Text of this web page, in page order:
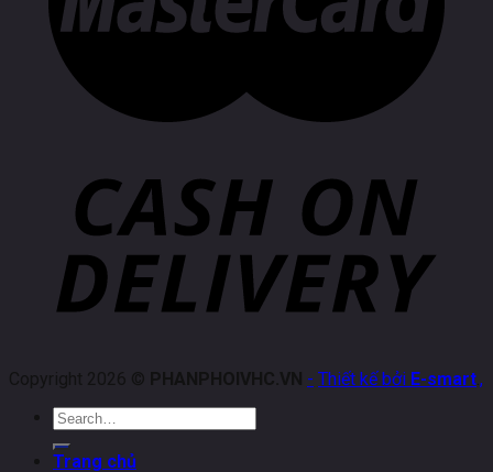
Copyright 2026 © PHANPHOIVHC.VN - Thiết kế bởi E-smart,
Search
Trang chủ